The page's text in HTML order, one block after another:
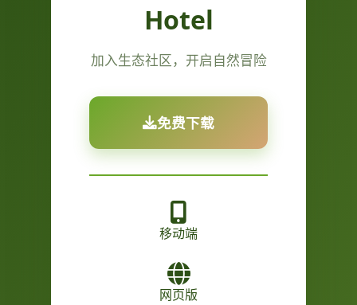
Hotel
加入生态社区，开启自然冒险
免费下载
移动端
网页版